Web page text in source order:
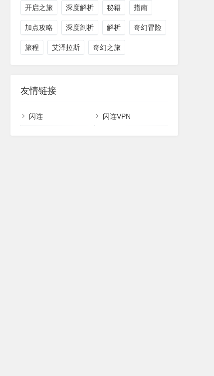
开启之旅 深度解析 秘籍 指南
加点攻略 深度剖析 解析 奇幻冒险
旅程 艾泽拉斯 奇幻之旅
友情链接
闪连 闪连VPN